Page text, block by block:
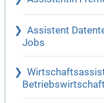
Assistent
Jobs